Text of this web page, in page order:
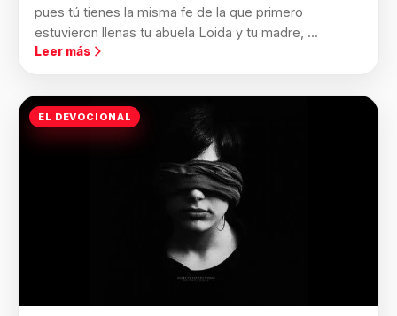
pues tú tienes la misma fe de la que primero
estuvieron llenas tu abuela Loida y tu madre, ...
Leer más
EL DEVOCIONAL